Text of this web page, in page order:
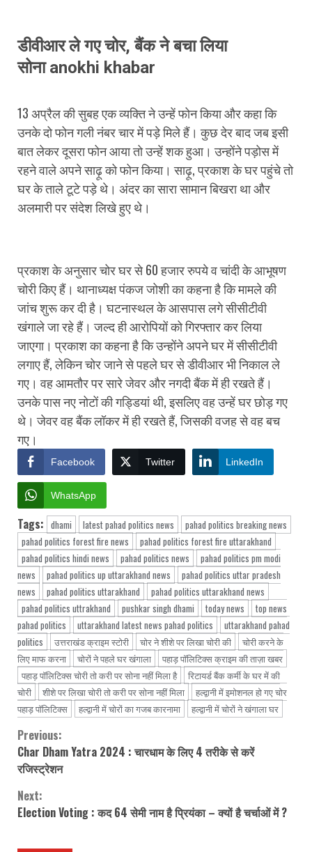
डीवीआर ले गए चोर, बैंक ने बचा लिया
सोनाanokhi khabar
13 अप्रैल की सुबह एक व्यक्ति ने उन्हें फोन किया और कहा कि
उनके दो फोन गली नंबर चार में पड़े मिले हैं। कुछ देर बाद जब इसी
बात लेकर दूसरा फोन आया तो उन्हें शक हुआ। उन्होंने पड़ोस में
रहने वाले अपने साढ़ू को फोन किया। साढ़ू, प्रकाश के घर पहुंचे तो
घर के ताले टूटे पड़े थे। अंदर का सारा सामान बिखरा था और
अलमारी पर संदेश लिखे हुए थे।
प्रकाश के अनुसार चोर घर से 60 हजार रुपये व चांदी के आभूषण
चोरी किए हैं। थानाध्यक्ष पंकज जोशी का कहना है कि मामले की
जांच शुरू कर दी है। घटनास्थल के आसपास लगे सीसीटीवी
खंगाले जा रहे हैं। जल्द ही आरोपियों को गिरफ्तार कर लिया
जाएगा। प्रकाश का कहना है कि उन्होंने अपने घर में सीसीटीवी
लगाए हैं, लेकिन चोर जाने से पहले घर से डीवीआर भी निकाल ले
गए। वह आमतौर पर सारे जेवर और नगदी बैंक में ही रखते हैं।
उनके पास नए नोटों की गड्डियां थी, इसलिए वह उन्हें घर छोड़ गए
थे। जेवर वह बैंक लॉकर में ही रखते हैं, जिसकी वजह से वह बच
गए।
Facebook Twitter LinkedIn
WhatsApp
Tags: dhami latest pahad politics news
pahad politics breaking news
pahad politics forest fire news
pahad politics forest fire uttarakhand
pahad politics hindi news
pahad politics news
pahad politics pm modi
news
pahad politics up uttarakhand news
pahad politics uttar pradesh
news
pahad politics uttarakhand
pahad politics uttarakhand news
pahad politics uttrakhand
pushkar singh dhami today news
top news
pahad politics
uttarakhand latest news pahad politics
uttarakhand pahad
politics
उत्तराखंड क्राइम स्टोरी चोर ने शीशे पर लिखा चोरी की
चोरी करने के
लिए माफ करना
चोरों ने पहले घर खंगाला
पहाड़ पॉलिटिक्स क्राइम की ताज़ा खबर
पहाड़ पॉलिटिक्स चोरी तो करी पर सोना नहीं मिला है
रिटायर्ड बैंक कर्मी के घर में की
चोरी
शीशे पर लिखा चोरी तो करी पर सोना नहीं मिला
हल्द्वानी में इमोशनल हो गए चोर
पहाड़ पॉलिटिक्स
हल्द्वानी में चोरों का गजब कारनामा हल्द्वानी में चोरों ने खंगाला घर
Continue
Reading
Previous:
Char Dham Yatra 2024 : चारधाम के लिए 4 तरीके से करें
रजिस्ट्रेशन
Next:
Election Voting : कद 64 सेमी नाम है प्रियंका – क्यों है चर्चाओं में ?